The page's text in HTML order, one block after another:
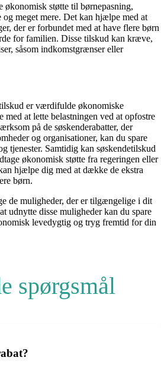
økonomisk støtte til børnepasning,
og meget mere. Det kan hjælpe med at
der er forbundet med at have flere børn
for familien. Disse tilskud kan kræve,
såsom indkomstgrænser eller
er værdifulde økonomiske
at lette belastningen ved at opfostre
på de søskenderabatter, der
og organisationer, kan du spare
tjenester. Samtidig kan søskendetilskud
økonomisk støtte fra regeringen eller
hjælpe dig med at dække de ekstra
børn.
de muligheder, der er tilgængelige i dit
udnytte disse muligheder kan du spare
levedygtig og tryg fremtid for din
spørgsmål